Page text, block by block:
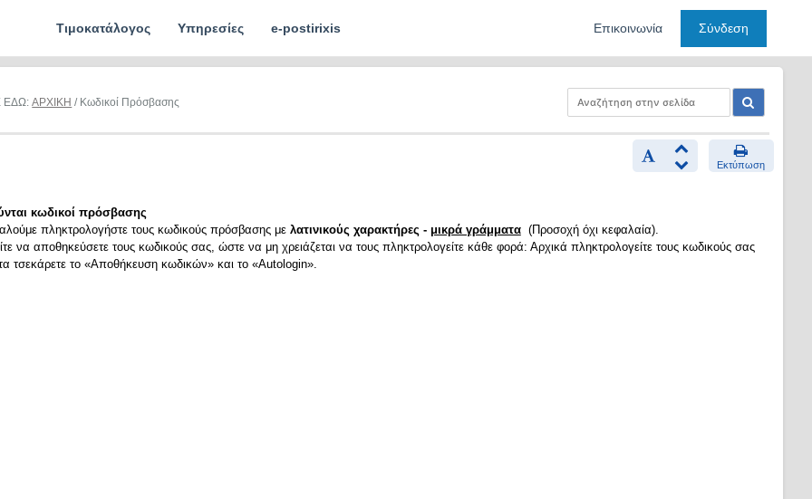
Τιμοκατάλογος Υπηρεσίες e-postirixis Επικοινωνία Σύνδεση
ΕΔΩ:ΑΡΧΙΚΗ / Κωδικοί Πρόσβασης
Εκτύπωση
κωδικοί πρόσβασης
πληκτρολογήστε τους κωδικούς πρόσβασης με λατινικούς χαρακτήρες - μικρά γράμματα(Προσοχή όχι κεφαλαία).
να αποθηκεύσετε τους κωδικούς σας, ώστε να μη χρειάζεται να τους πληκτρολογείτε κάθε φορά: Αρχικά πληκτρολογείτε τους κωδικούς σας
τσεκάρετε το «Αποθήκευση κωδικών» και το «Autologin».